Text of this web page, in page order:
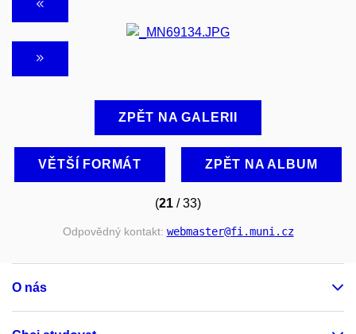
ZPĚT NA GALERII
VĚTŠÍ FORMÁT ZPĚT NA ALBUM
(21 / 33)
Odpovědný kontakt: webmaster@fi.muni.cz
O nás